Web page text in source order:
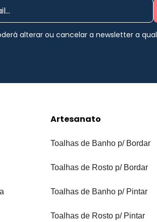
alterar ou cancelar a newsletter a
Artesanato
Toalhas de Banho p/ Bordar
Toalhas de Rosto p/ Bordar
Toalhas de Banho p/ Pintar
Toalhas de Rosto p/ Pintar